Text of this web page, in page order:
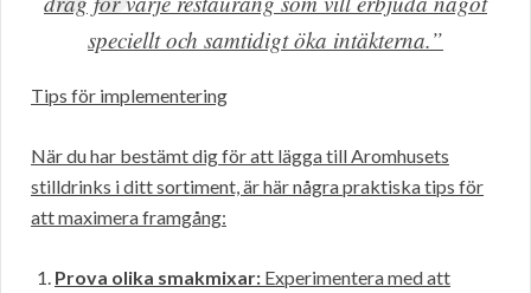
speciellt och samtidigt öka intäkterna.”
Tips för implementering
När du har bestämt dig för att lägga till Aromhusets
stilldrinks i ditt sortiment, är här några praktiska tips för
att maximera framgång:
Prova olika smakmixar: Experimentera med att